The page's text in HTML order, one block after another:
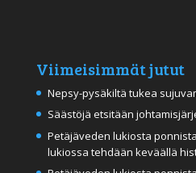
Viimeisimmät jutut
Nepsy-pysäkiltä tukea
Säästöjä etsitään
Petäjäveden lukiosta
lukiossa tehdään keväällä